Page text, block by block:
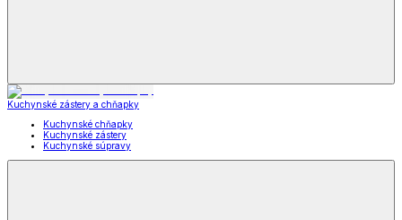
Kuchynské zástery a chňapky
Kuchynské chňapky
Kuchynské zástery
Kuchynské súpravy